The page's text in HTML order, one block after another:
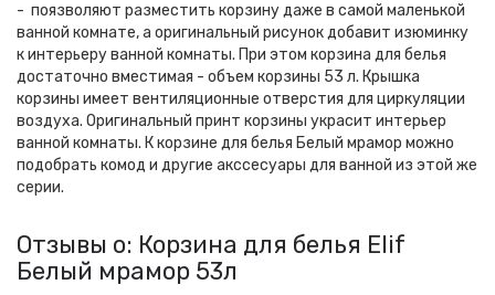
- поязволяют разместить корзину даже в самой маленькой
ванной комнате, а оригинальный рисунок добавит изюминку
к интерьеру ванной комнаты. При этом корзина для белья
достаточно вместимая - объем корзины 53 л. Крышка
корзины имеет вентиляционные отверстия для циркуляции
воздуха. Оригинальный принт корзины украсит интерьер
ванной комнаты. К корзине для белья Белый мрамор можно
подобрать комод и другие акссесуары для ванной из этой же
серии.
Отзывы о: Корзина для белья Elif
Белый мрамор 53л